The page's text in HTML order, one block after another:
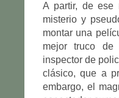
A partir, de ese
misterio y
montar una
mejor truco de
inspector de
clásico, que a
embargo, el